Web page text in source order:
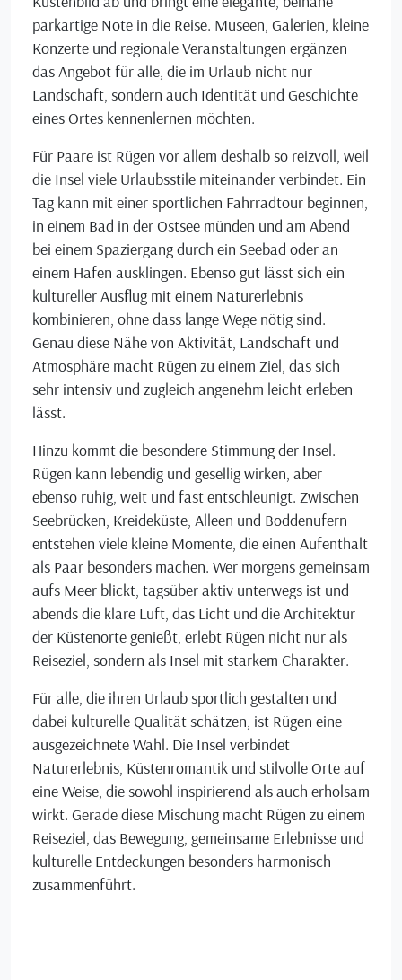
parkartige Note in die Reise. Museen, Galerien, kleine
Konzerte und regionale Veranstaltungen ergänzen
das Angebot für alle, die im Urlaub nicht nur
Landschaft, sondern auch Identität und Geschichte
eines Ortes kennenlernen möchten.
Für Paare ist Rügen vor allem deshalb so reizvoll, weil
die Insel viele Urlaubsstile miteinander verbindet. Ein
Tag kann mit einer sportlichen Fahrradtour beginnen,
in einem Bad in der Ostsee münden und am Abend
bei einem Spaziergang durch ein Seebad oder an
einem Hafen ausklingen. Ebenso gut lässt sich ein
kultureller Ausflug mit einem Naturerlebnis
kombinieren, ohne dass lange Wege nötig sind.
Genau diese Nähe von Aktivität, Landschaft und
Atmosphäre macht Rügen zu einem Ziel, das sich
sehr intensiv und zugleich angenehm leicht erleben
lässt.
Hinzu kommt die besondere Stimmung der Insel.
Rügen kann lebendig und gesellig wirken, aber
ebenso ruhig, weit und fast entschleunigt. Zwischen
Seebrücken, Kreideküste, Alleen und Boddenufern
entstehen viele kleine Momente, die einen Aufenthalt
als Paar besonders machen. Wer morgens gemeinsam
aufs Meer blickt, tagsüber aktiv unterwegs ist und
abends die klare Luft, das Licht und die Architektur
der Küstenorte genießt, erlebt Rügen nicht nur als
Reiseziel, sondern als Insel mit starkem Charakter.
Für alle, die ihren Urlaub sportlich gestalten und
dabei kulturelle Qualität schätzen, ist Rügen eine
ausgezeichnete Wahl. Die Insel verbindet
Naturerlebnis, Küstenromantik und stilvolle Orte auf
eine Weise, die sowohl inspirierend als auch erholsam
wirkt. Gerade diese Mischung macht Rügen zu einem
Reiseziel, das Bewegung, gemeinsame Erlebnisse und
kulturelle Entdeckungen besonders harmonisch
zusammenführt.